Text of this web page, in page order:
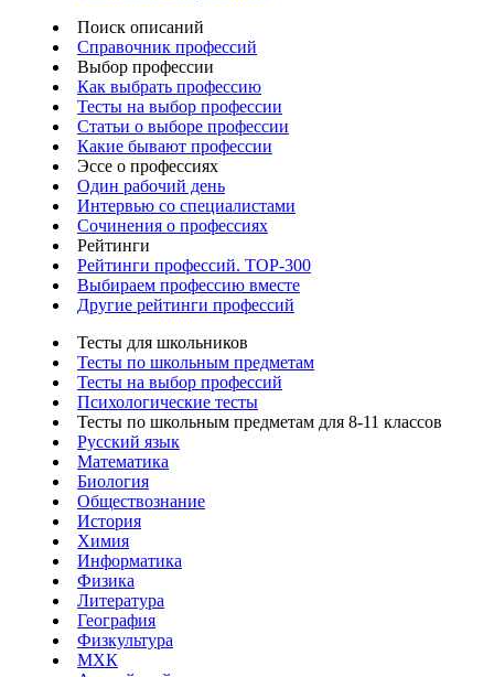
Поиск описаний
Справочник профессий
Выбор профессии
Как выбрать профессию
Тесты на выбор профессии
Статьи о выборе профессии
Какие бывают профессии
Эссе о профессиях
Один рабочий день
Интервью со специалистами
Сочинения о профессиях
Рейтинги
Рейтинги профессий. TOP-300
Выбираем профессию вместе
Другие рейтинги профессий
Тесты для школьников
Тесты по школьным предметам
Тесты на выбор профессий
Психологические тесты
Тесты по школьным предметам для 8-11 классов
Русский язык
Математика
Биология
Обществознание
История
Химия
Информатика
Физика
Литература
География
Физкультура
МХК